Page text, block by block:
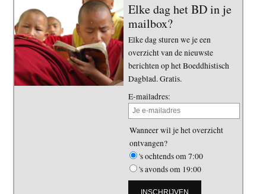
Elke dag het BD in je
mailbox?
Elke dag sturen we je een
overzicht van de nieuwste
berichten op het Boeddhistisch
Dagblad. Gratis.
E-mailadres:
Wanneer wil je het overzicht
ontvangen?
's ochtends om 7:00
's avonds om 19:00